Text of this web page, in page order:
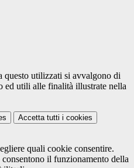
questo utilizzati si avvalgono di
ed utili alle finalità illustrate nella
Accetta tutti i cookies
quali cookie consentire.
il funzionamento della